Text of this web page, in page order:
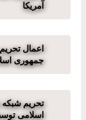
آمریکا
اعمال
جمهوری
تحریم شبکه
اسلامی